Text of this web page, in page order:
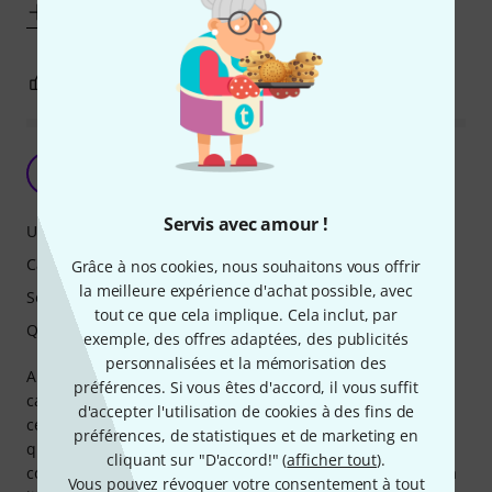
Servis avec amour !
Grâce à nos cookies, nous souhaitons vous offrir
la meilleure expérience d'achat possible, avec
tout ce que cela implique. Cela inclut, par
exemple, des offres adaptées, des publicités
personnalisées et la mémorisation des
préférences. Si vous êtes d'accord, il vous suffit
d'accepter l'utilisation de cookies à des fins de
préférences, de statistiques et de marketing en
cliquant sur "D'accord!" (afficher tout).
Vous pouvez révoquer votre consentement à tout
SIGNALER L'ÉVALUATION
polyvalent, sonne bien et fort
A la base je m'étais orienté sur le Spark 40 mais retourné
car il ne possède pas de batterie interne. Le Spark 2 offre
cette possibilité, mais l'étiquette produit laisse entendre
que l'engin possède cette faculté alors qu'en fait il faut
commander la batterie à part. C'est pas clair du tout! Sur la
Utilisation
Caractéristiques
Son
Qualité de fabrication